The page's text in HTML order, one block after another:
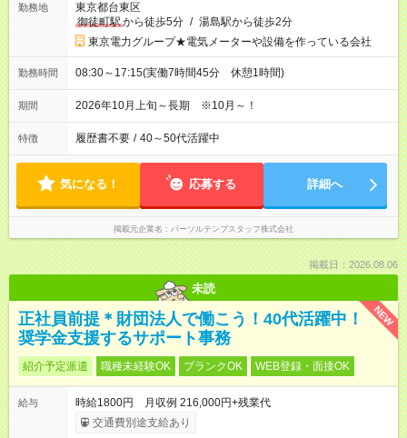
勤務地
東京都台東区
御徒町駅から徒歩5分 / 湯島駅から徒歩2分
東京電力グループ★電気メーターや設備を作っている会社
勤務時間 08:30～17:15(実働7時間45分 休憩1時間)
期間 2026年10月上旬～長期 ※10月～！
特徴 履歴書不要 / 40～50代活躍中
気になる！ 応募する 詳細へ
掲載元企業名 パーソルテンプスタッフ株式会社
掲載日：2026.08.06
未読
NEW
正社員前提＊財団法人で働こう！40代活躍中！
奨学金支援するサポート事務
紹介予定派遣 職種未経験OK ブランクOK WEB登録・面接OK
給与
時給1800円 月収例 216,000円+残業代
交通費別途支給あり